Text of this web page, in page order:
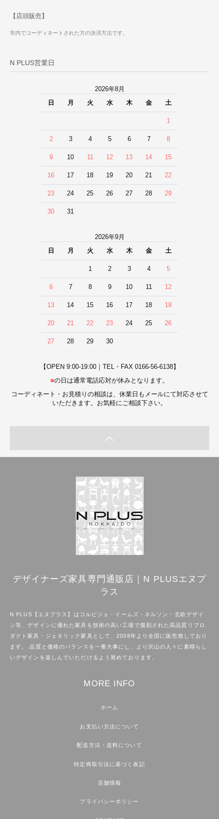
【店頭販売】
市内でコーディネートされた方の決済方法です。
N PLUS営業日
2026年8月
日
月 火 水 木 金 土
1
2 3 4 5 6 7 8
9 10 11 12 13 14 15
16 17 18 19 20 21 22
23 24 25 26 27 28 29
30 31
2026年9月
日
月 火 水 木 金 土
1 2 3 4 5
6 7 8 9 10 11 12
13 14 15 16 17 18 19
20 21 22 23 24 25 26
27 28 29 30
【OPEN 9:00-19:00｜TEL・FAX 0166-56-6138】
■の日は通常電話応対が休みとなります。
コーディネート・お見積りの相談は、休業日もメールにて対応させて
いただきます。お気軽にご相談下さい。
デザイナーズ家具専門通販店｜N PLUSエヌプ
ラス
N PLUS【エヌプラス】はコルビジェ・イームズ・ネルソン・北欧デザイ
ン等、デザインに優れた家具を技術の高い工場で復刻された高品質リプロ
ダクト家具・ジェネリック家具として、2008年より全国に販売致しており
ます。 品質と価格のバランスを一番大事にし、より沢山の人々に素晴らし
いデザインを楽しんでいただけるよう努めております。
MORE INFO
ホーム
お支払い方法について
配送方法・送料について
特定商取引法に基づく表記
店舗情報
プライバシーポリシー